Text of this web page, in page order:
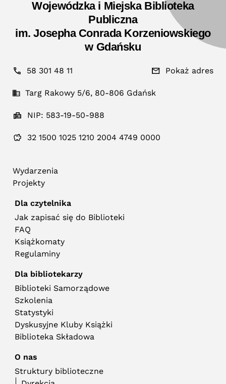
Wojewódzka i Miejska Biblioteka
Publiczna
im. Josepha Conrada Korzeniowskiego
w Gdańsku
58 301 48 11 Pokaż adres
Targ Rakowy 5/6, 80-806 Gdańsk
NIP: 583-19-50-988
32 1500 1025 1210 2004 4749 0000
Wydarzenia
Projekty
Dla czytelnika
Jak zapisać się do Biblioteki
FAQ
Książkomaty
Regulaminy
Dla bibliotekarzy
Biblioteki Samorządowe
Szkolenia
Statystyki
Dyskusyjne Kluby Książki
Biblioteka Składowa
O nas
Struktury biblioteczne